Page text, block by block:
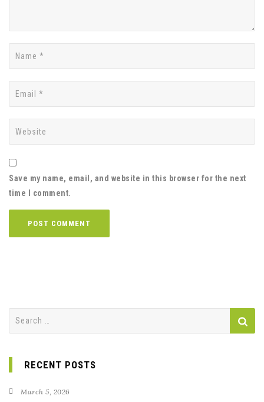
Save my name, email, and website in this browser for the next
time I comment.
RECENT POSTS
March 5, 2026